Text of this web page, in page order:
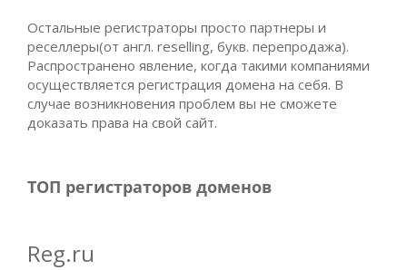
Остальные регистраторы просто партнеры и
реселлеры(от англ. reselling, букв. перепродажа).
Распространено явление, когда такими компаниями
осуществляется регистрация домена на себя. В
случае возникновения проблем вы не сможете
доказать права на свой сайт.
ТОП регистраторов доменов
Reg.ru